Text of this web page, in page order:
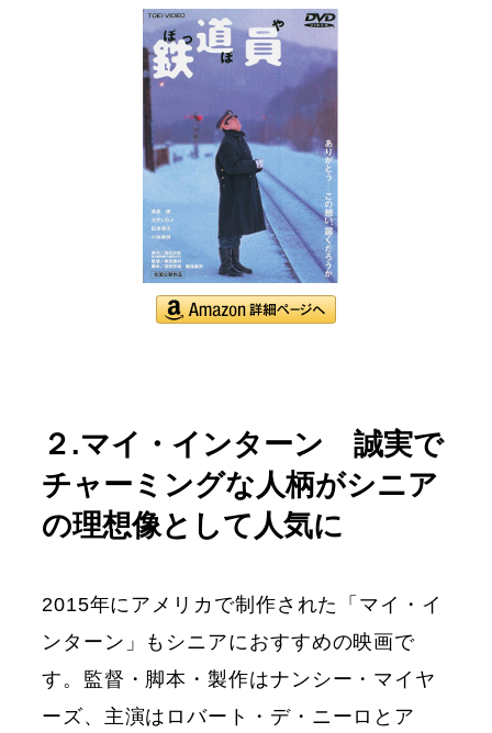
２.マイ・インターン 誠実で
チャーミングな人柄がシニア
の理想像として人気に
2015年にアメリカで制作された「マイ・イ
ンターン」もシニアにおすすめの映画で
す。監督・脚本・製作はナンシー・マイヤ
ーズ、主演はロバート・デ・ニーロとア